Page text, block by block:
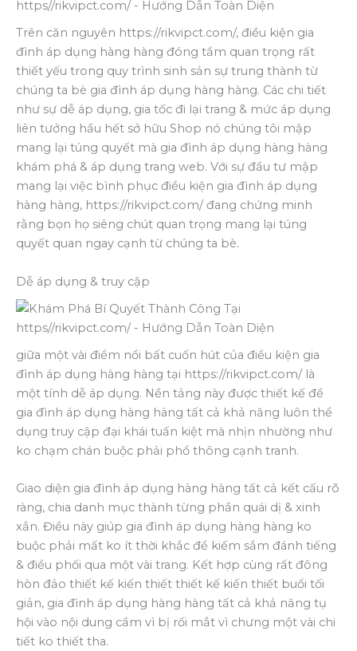
Trên căn nguyên https://rikvipct.com/, điều kiện gia
đình áp dụng hàng hàng đóng tầm quan trọng rất
thiết yếu trong quy trình sinh sản sự trung thành từ
chúng ta bè gia đình áp dụng hàng hàng. Các chi tiết
như sự dễ áp dụng, gia tốc đi lại trang & mức áp dụng
liên tưởng hầu hết sở hữu Shop nó chúng tôi mập
mang lại túng quyết mà gia đình áp dụng hàng hàng
khám phá & áp dụng trang web. Với sự đầu tư mập
mang lại việc bình phục điều kiện gia đình áp dụng
hàng hàng, https://rikvipct.com/ đang chứng minh
rằng bọn họ siêng chút quan trọng mang lại túng
quyết quan ngay cạnh từ chúng ta bè.
Dễ áp dụng & truy cập
giữa một vài điểm nổi bất cuốn hút của điều kiện gia
đình áp dụng hàng hàng tại https://rikvipct.com/ là
một tính dễ áp dụng. Nền tảng này được thiết kế để
gia đình áp dụng hàng hàng tất cả khả năng luôn thể
dụng truy cập đại khái tuấn kiệt mà nhịn nhường như
ko chạm chán buộc phải phổ thông cạnh tranh.
Giao diện gia đình áp dụng hàng hàng tất cả kết cấu rõ
ràng, chia danh mục thành từng phần quái dị & xinh
xắn. Điều này giúp gia đình áp dụng hàng hàng ko
buộc phải mất ko ít thời khắc để kiếm sắm đánh tiếng
& điều phối qua một vài trang. Kết hợp cùng rất đông
hòn đảo thiết kế kiến thiết thiết kế kiến thiết buổi tối
giản, gia đình áp dụng hàng hàng tất cả khả năng tụ
hội vào nội dung cầm vì bị rối mắt vì chưng một vài chi
tiết ko thiết tha.